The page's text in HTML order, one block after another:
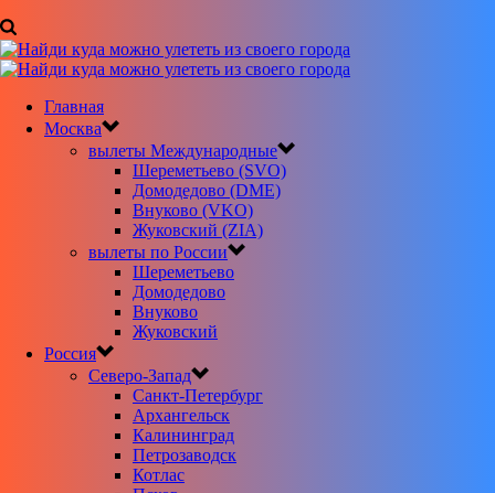
Главная
Москва
вылеты Международные
Шереметьево (SVO)
Домодедово (DME)
Внуково (VKO)
Жуковский (ZIA)
вылеты по России
Шереметьево
Домодедово
Внуково
Жуковский
Россия
Северо-Запад
Санкт-Петербург
Архангельск
Калининград
Петрозаводск
Котлас